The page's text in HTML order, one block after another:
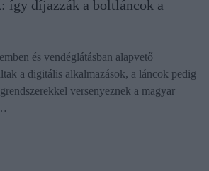
így díjazzák a boltláncok a
és vendéglátásban alapvető
a digitális alkalmazások, a láncok pedig
versenyeznek a magyar